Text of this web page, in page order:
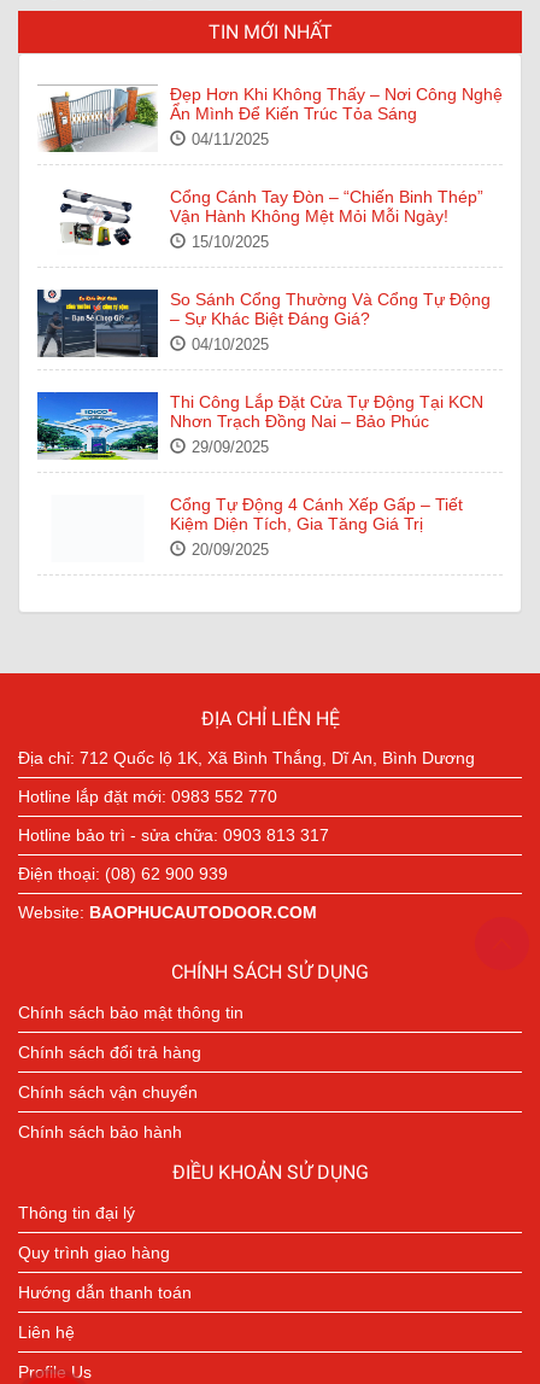
TIN MỚI NHẤT
Đẹp Hơn Khi Không Thấy – Nơi Công Nghệ
Ẩn Mình Để Kiến Trúc Tỏa Sáng
04/11/2025
Cổng Cánh Tay Đòn – “Chiến Binh Thép”
Vận Hành Không Mệt Mỏi Mỗi Ngày!
15/10/2025
So Sánh Cổng Thường Và Cổng Tự Động
– Sự Khác Biệt Đáng Giá?
04/10/2025
Thi Công Lắp Đặt Cửa Tự Động Tại KCN
Nhơn Trạch Đồng Nai – Bảo Phúc
29/09/2025
Cổng Tự Động 4 Cánh Xếp Gấp – Tiết
Kiệm Diện Tích, Gia Tăng Giá Trị
20/09/2025
16/09/2025
ĐỊA CHỈ LIÊN HỆ
Địa chỉ: 712 Quốc lộ 1K, Xã Bình Thắng, Dĩ An, Bình Dương
Hotline lắp đặt mới: 0983 552 770
Hotline bảo trì - sửa chữa: 0903 813 317
Điện thoại: (08) 62 900 939
Website: BAOPHUCAUTODOOR.COM
CHÍNH SÁCH SỬ DỤNG
Chính sách bảo mật thông tin
Chính sách đổi trả hàng
Chính sách vận chuyển
Chính sách bảo hành
ĐIỀU KHOẢN SỬ DỤNG
Thông tin đại lý
Quy trình giao hàng
Hướng dẫn thanh toán
Liên hệ
Profile Us